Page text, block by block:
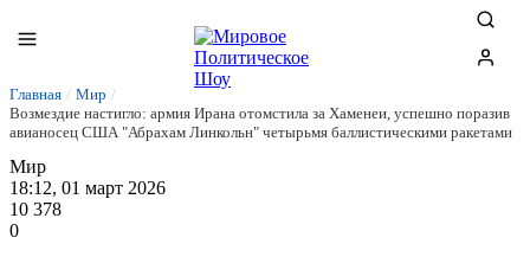
Главная / Мир /
Возмездие настигло: армия Ирана отомстила за Хаменеи, успешно поразив
авианосец США "Абрахам Линкольн" четырьмя баллистическими ракетами
Мир
18:12, 01 март 2026
10 378
0